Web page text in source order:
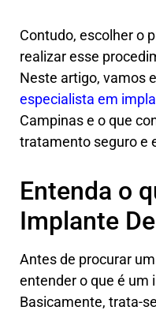
Contudo, escolher o
realizar esse
Neste artigo, vamos
especialista em
Campinas e o que
tratamento seguro e
Entenda o
Implante
Antes de procurar
entender o que é um
Basicamente, trata-